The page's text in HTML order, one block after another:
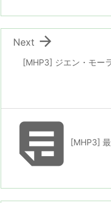
[MHP3] ジエン・モー

Next
[MHP3]